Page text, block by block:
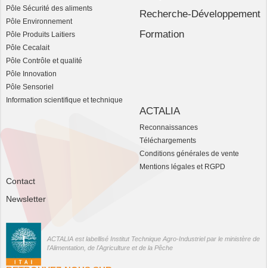
Pôle Sécurité des aliments
Pôle Environnement
Pôle Produits Laitiers
Pôle Cecalait
Pôle Contrôle et qualité
Pôle Innovation
Pôle Sensoriel
Information scientifique et technique
Recherche-Développement
Formation
ACTALIA
Reconnaissances
Téléchargements
Conditions générales de vente
Mentions légales et RGPD
Contact
Newsletter
ACTALIA est labellisé Institut Technique Agro-Industriel par le ministère de
l'Alimentation, de l'Agriculture et de la Pêche